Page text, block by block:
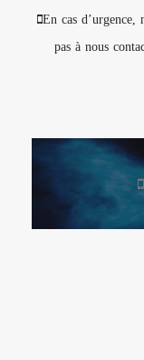
En cas d’urgence,
pas à nous